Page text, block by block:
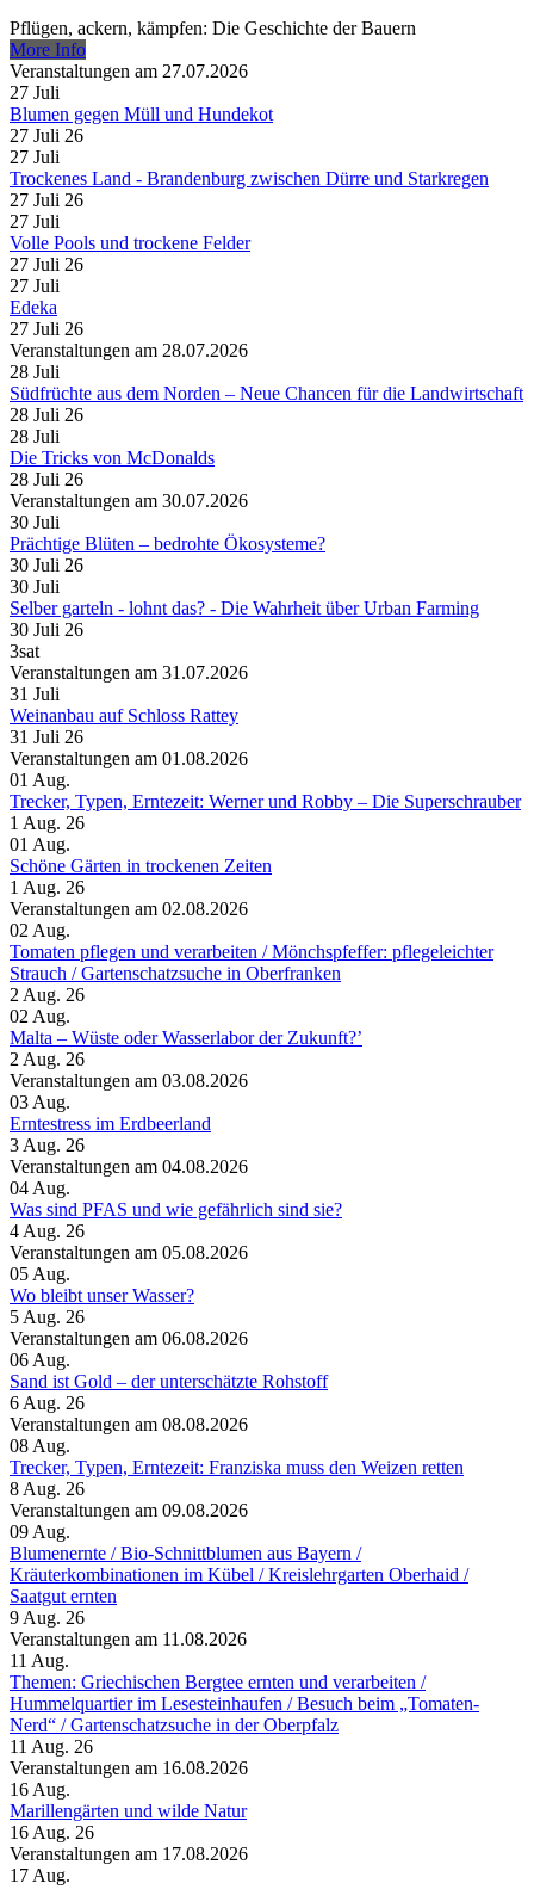
Pflügen, ackern, kämpfen: Die Geschichte der Bauern
More Info
Veranstaltungen am 27.07.2026
27 Juli
Blumen gegen Müll und Hundekot
27 Juli 26
27 Juli
Trockenes Land - Brandenburg zwischen Dürre und Starkregen
27 Juli 26
27 Juli
Volle Pools und trockene Felder
27 Juli 26
27 Juli
Edeka
27 Juli 26
Veranstaltungen am 28.07.2026
28 Juli
Südfrüchte aus dem Norden – Neue Chancen für die Landwirtschaft
28 Juli 26
28 Juli
Die Tricks von McDonalds
28 Juli 26
Veranstaltungen am 30.07.2026
30 Juli
Prächtige Blüten – bedrohte Ökosysteme?
30 Juli 26
30 Juli
Selber garteln - lohnt das? - Die Wahrheit über Urban Farming
30 Juli 26
3sat
Veranstaltungen am 31.07.2026
31 Juli
Weinanbau auf Schloss Rattey
31 Juli 26
Veranstaltungen am 01.08.2026
01 Aug.
Trecker, Typen, Erntezeit: Werner und Robby – Die Superschrauber
1 Aug. 26
01 Aug.
Schöne Gärten in trockenen Zeiten
1 Aug. 26
Veranstaltungen am 02.08.2026
02 Aug.
Tomaten pflegen und verarbeiten /​ Mönchspfeffer: pflegeleichter
Strauch /​ Gartenschatzsuche in Oberfranken
2 Aug. 26
02 Aug.
Malta – Wüste oder Wasserlabor der Zukunft?’
2 Aug. 26
Veranstaltungen am 03.08.2026
03 Aug.
Erntestress im Erdbeerland
3 Aug. 26
Veranstaltungen am 04.08.2026
04 Aug.
Was sind PFAS und wie gefährlich sind sie?
4 Aug. 26
Veranstaltungen am 05.08.2026
05 Aug.
Wo bleibt unser Wasser?
5 Aug. 26
Veranstaltungen am 06.08.2026
06 Aug.
Sand ist Gold – der unterschätzte Rohstoff
6 Aug. 26
Veranstaltungen am 08.08.2026
08 Aug.
Trecker, Typen, Erntezeit: Franziska muss den Weizen retten
8 Aug. 26
Veranstaltungen am 09.08.2026
09 Aug.
Blumenernte /​ Bio-Schnittblumen aus Bayern /​
Kräuterkombinationen im Kübel /​ Kreislehrgarten Oberhaid /​
Saatgut ernten
9 Aug. 26
Veranstaltungen am 11.08.2026
11 Aug.
Themen: Griechischen Bergtee ernten und verarbeiten /​
Hummelquartier im Lesesteinhaufen /​ Besuch beim „Tomaten-
Nerd“ /​ Gartenschatzsuche in der Oberpfalz
11 Aug. 26
Veranstaltungen am 16.08.2026
16 Aug.
Marillengärten und wilde Natur
16 Aug. 26
Veranstaltungen am 17.08.2026
17 Aug.